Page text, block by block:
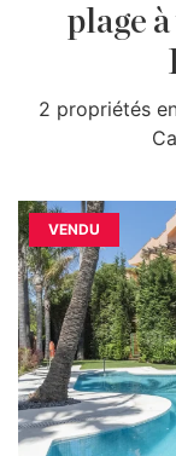
plage
2 propriétés
VENDU